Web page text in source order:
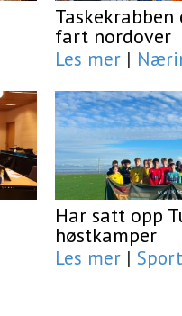
fart nordover
Les mer |
Har satt opp
høstkamper
Les mer | Sport